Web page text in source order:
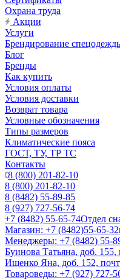
Охрана труда
Акции
Услуги
Брендирование
Блог
Бренды
Как купить
Условия оплаты
Условия доставки
Возврат товара
Условные обозначения
Типы размеров
Климатические пояса
ГОСТ, ТУ, ТР ТС
Контакты
8 (800) 201-82-10
8 (800) 201-82-10
8 (8482) 55-89-85
8 (927) 727-56-74
+7 (8482) 55-65-74Отдел
Магазин: +7 (8482)55-65-32
Менеджеры: +7 (8482) 55-
Буинова Татьяна, доб.
Ищенко Яна, доб. 152,
Товароведы: +7 (927) 727-